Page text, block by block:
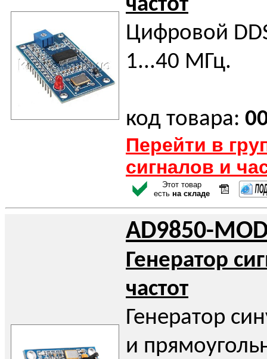
частот
Цифровой
1...40 МГц.
код товара:
Перейти в
сигналов и
Этот товар
есть на складе
AD9850-
Генератор
частот
Генератор
и